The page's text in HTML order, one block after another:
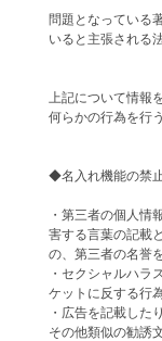
問題となっている
いると主張される
上記について情報
何らかの行為を行
◆名入れ機能の禁
・第三者の個人情
害する言葉の記載
の、第三者の名誉
・セクシャルハラ
ケットに反する行
・広告を記載した
その他類似の勧誘